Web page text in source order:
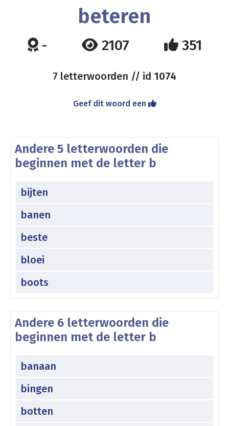
beteren
- 2107 351
7 letterwoorden // id 1074
Geef dit woord een
Andere 5 letterwoorden die
beginnen met de letter b
bijten
banen
beste
bloei
boots
Andere 6 letterwoorden die
beginnen met de letter b
banaan
bingen
botten